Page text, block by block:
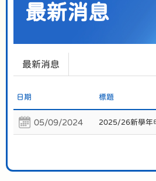
最新消息
最新消息
日期 標題
05/09/2024 2025/26新學年